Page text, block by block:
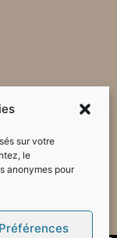
sur votre
le
anonymes pour
Préférences